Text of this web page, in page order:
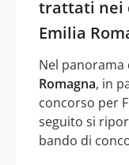
trattati nei
Emilia
Nel panorama
Romagna, in
concorso per
seguito si
bando di